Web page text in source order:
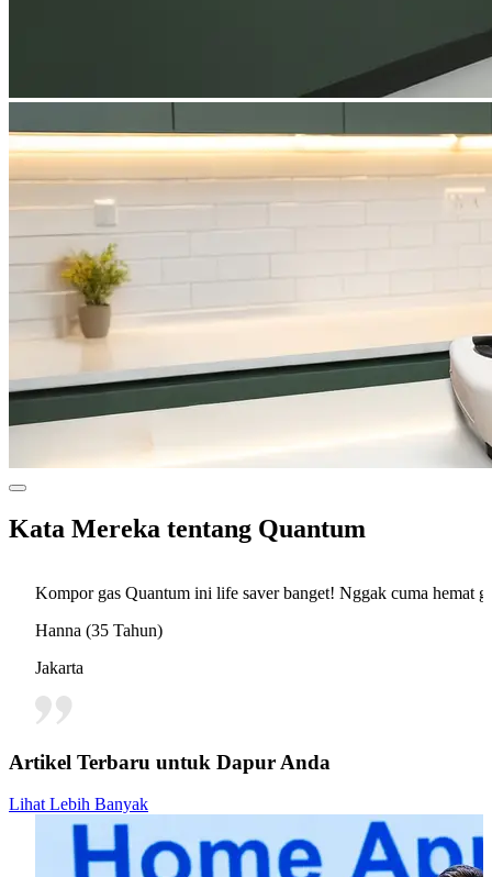
Kata Mereka tentang Quantum
Kompor gas Quantum ini life saver banget! Nggak cuma hemat
Hanna (35 Tahun)
Jakarta
Artikel Terbaru untuk Dapur Anda
Lihat Lebih Banyak